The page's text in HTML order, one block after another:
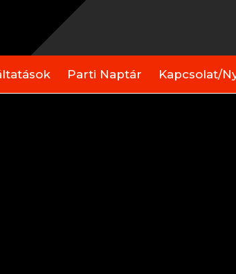
Parti Naptár Kapcsolat/